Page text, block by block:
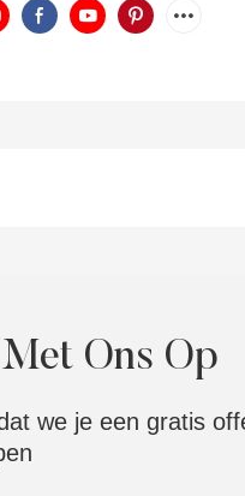
Ons Op
we je een gratis